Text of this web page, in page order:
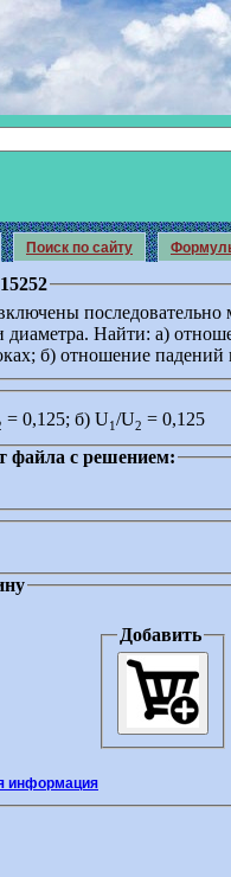
Поиск по сайту
последовательно
диаметра. Найти: а)
б) отношение
= 0,125; б) U1/U2 = 0,125
файла с решением:
Добавить
информация